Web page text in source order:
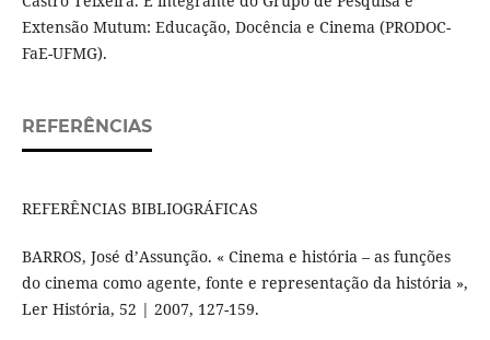
Extensão Mutum: Educação, Docência e Cinema (PRODOC-
FaE-UFMG).
REFERÊNCIAS
REFERÊNCIAS BIBLIOGRÁFICAS
BARROS, José d’Assunção. « Cinema e história – as funções
do cinema como agente, fonte e representação da história »,
Ler História, 52 | 2007, 127-159.